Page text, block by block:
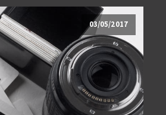
03/05/2017